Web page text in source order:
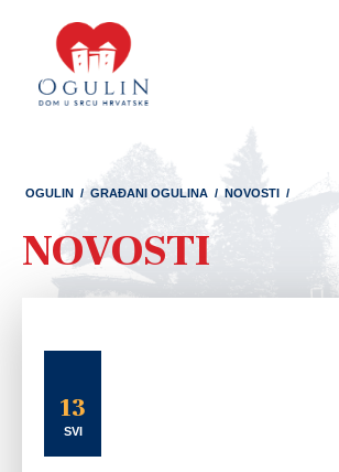
OGULIN / GRAĐANI OGULINA / NOVOSTI /
NOVOSTI
13
SVI